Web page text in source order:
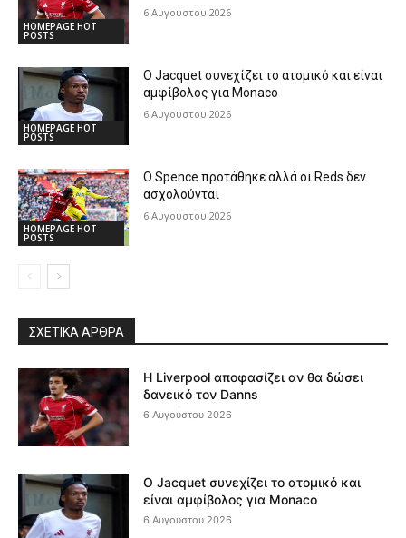
HOMEPAGE HOT
POSTS
6 Αυγούστου 2026
HOMEPAGE HOT
POSTS
Ο Jacquet συνεχίζει το ατομικό και είναι
αμφίβολος για Monaco
6 Αυγούστου 2026
HOMEPAGE HOT
POSTS
Ο Spence προτάθηκε αλλά οι Reds δεν
ασχολούνται
6 Αυγούστου 2026
ΣΧΕΤΙΚΆ ΆΡΘΡΑ
Η Liverpool αποφασίζει αν θα δώσει
δανεικό τον Danns
6 Αυγούστου 2026
Ο Jacquet συνεχίζει το ατομικό και
είναι αμφίβολος για Monaco
6 Αυγούστου 2026